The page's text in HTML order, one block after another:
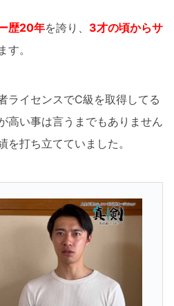
歴20年を誇り、 3才の頃からサ
す。
ライセンスでC級を取得してる
高い事は言うまでもありません
打ち立てていました。